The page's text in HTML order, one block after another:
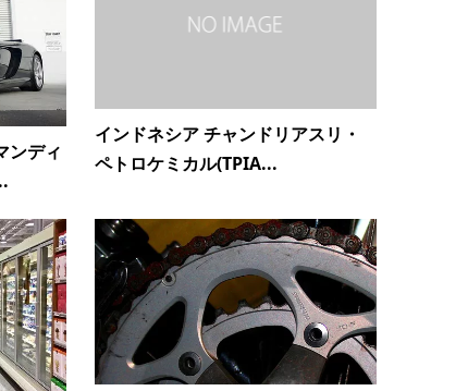
ンディ
インドネシア チャンドリアスリ・
ペトロケミカル(TPIA...